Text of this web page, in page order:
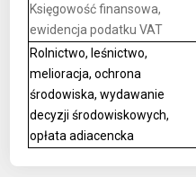
Księgowość finansowa,
ewidencja podatku VAT
Rolnictwo, leśnictwo,
melioracja, ochrona
środowiska, wydawanie
decyzji środowiskowych,
opłata adiacencka